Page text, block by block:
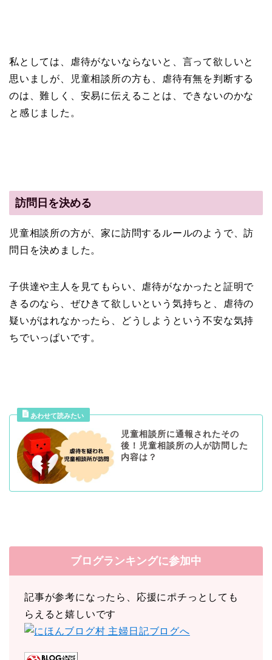
私としては、虐待がないならないと、言って欲しいと
思いましが、児童相談所の方も、虐待有無を判断する
のは、難しく、安易に伝えることは、できないのかな
と感じました。
訪問日を決める
児童相談所の方が、家に訪問するルールのようで、訪
問日を決めました。
子供達や主人を見てもらい、虐待がなかったと証明で
きるのなら、ぜひきて欲しいという気持ちと、虐待の
疑いがはれなかったら、どうしようという不安な気持
ちでいっぱいです。
児童相談所に通報されたその
後！児童相談所の人が訪問した
内容は？
ブログランキングに参加中
記事が参考になったら、応援にポチっとしても
らえると嬉しいです